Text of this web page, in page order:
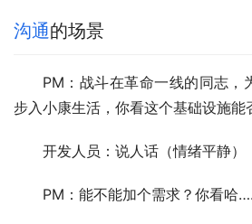
沟通的场景
PM：战斗在革命一线的同志，
步入小康生活，你看这个基础设施能
开发人员：说人话（情绪平静）
PM：能不能加个需求？你看哈